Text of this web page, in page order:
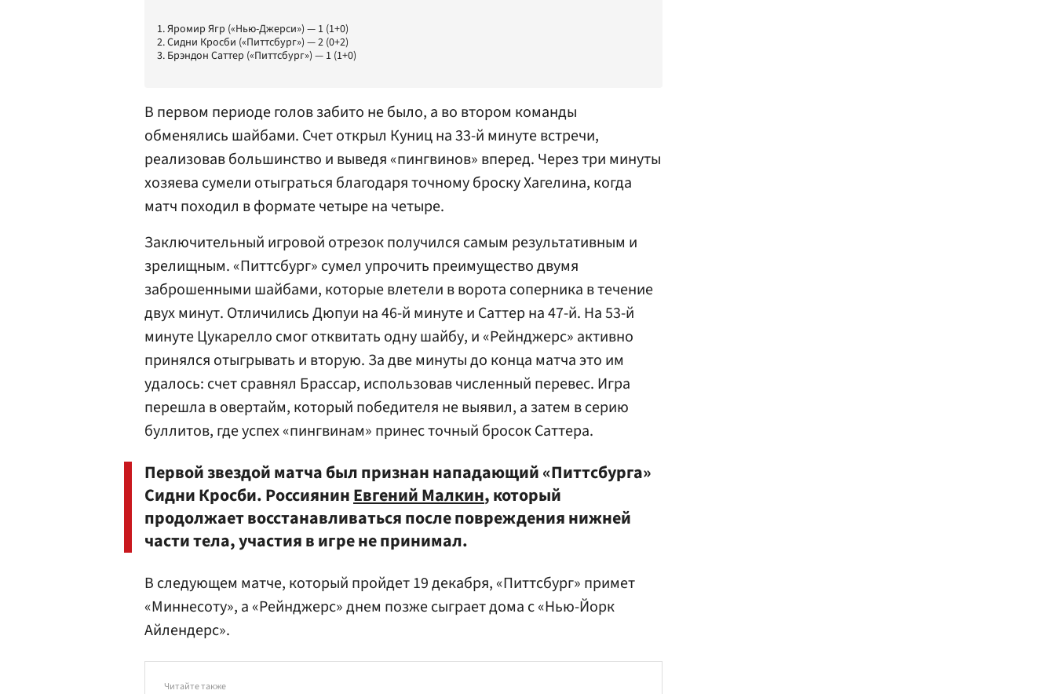
1. Яромир Ягр («Нью-Джерси») — 1 (1+0)
2. Сидни Кросби («Питтсбург») — 2 (0+2)
3. Брэндон Саттер («Питтсбург») — 1 (1+0)
В первом периоде голов забито не было, а во втором команды
обменялись шайбами. Счет открыл Куниц на 33-й минуте встречи,
реализовав большинство и выведя «пингвинов» вперед. Через три минуты
хозяева сумели отыграться благодаря точному броску Хагелина, когда
матч походил в формате четыре на четыре.
Заключительный игровой отрезок получился самым результативным и
зрелищным. «Питтсбург» сумел упрочить преимущество двумя
заброшенными шайбами, которые влетели в ворота соперника в течение
двух минут. Отличились Дюпуи на 46-й минуте и Саттер на 47-й. На 53-й
минуте Цукарелло смог отквитать одну шайбу, и «Рейнджерс» активно
принялся отыгрывать и вторую. За две минуты до конца матча это им
удалось: счет сравнял Брассар, использовав численный перевес. Игра
перешла в овертайм, который победителя не выявил, а затем в серию
буллитов, где успех «пингвинам» принес точный бросок Саттера.
Первой звездой матча был признан нападающий «Питтсбурга»
Сидни Кросби. РоссиянинЕвгений Малкин, который
продолжает восстанавливаться после повреждения нижней
части тела, участия в игре не принимал.
В следующем матче, который пройдет 19 декабря, «Питтсбург» примет
«Миннесоту», а «Рейнджерс» днем позже сыграет дома с «Нью-Йорк
Айлендерс».
Читайте также